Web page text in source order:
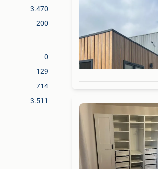
3.470
200
0
129
714
3.511